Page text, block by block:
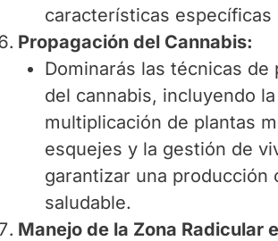
características específicas
Propagación del Cannabis:
Dominarás las técnicas de
del cannabis, incluyendo la
multiplicación de plantas
esquejes y la gestión de
garantizar una producción
saludable.
Manejo de la Zona Radicular